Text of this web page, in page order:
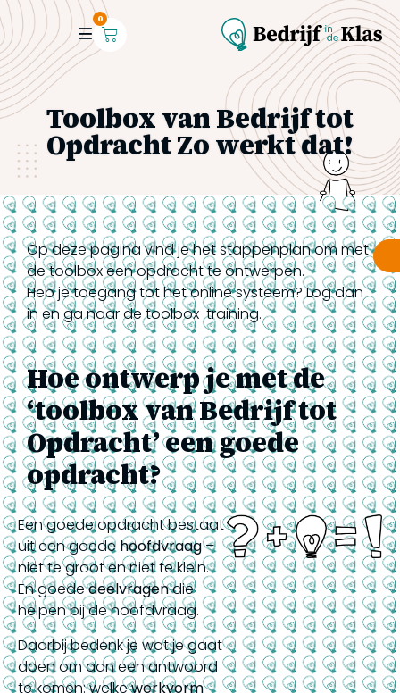
0
Toolbox van Bedrijf tot
Opdracht Zo werkt dat!
Op deze pagina vind je het stappenplan om met
de toolbox een opdracht te ontwerpen.
Heb je toegang tot het online systeem? Log dan
in en ga naar de toolbox-training.
Hoe ontwerp je met de
‘toolbox van Bedrijf tot
Opdracht’ een goede
opdracht?
Een goede opdracht bestaat
uit een goedehoofdvraag–
niet te groot en niet te klein.
En goededeelvragendie
helpen bij de hoofdvraag.
Daarbij bedenk je wat je gaat
doen om aan een antwoord
te komen: welkewerkvorm